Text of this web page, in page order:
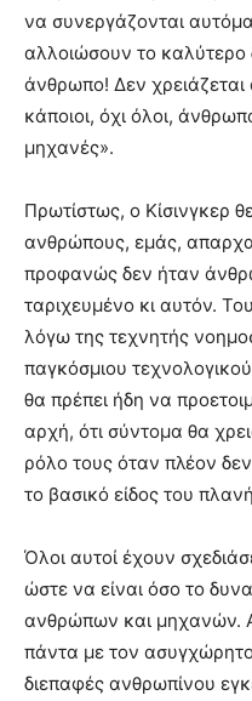
να συνεργάζονται
αλλοιώσουν το καλύτερο
άνθρωπο! Δεν χρειάζεται
κάποιοι, όχι όλοι,
μηχανές».
Πρωτίστως, ο Κίσινγκερ
ανθρώπους, εμάς,
προφανώς δεν ήταν
ταριχευμένο κι αυτόν.
λόγω της τεχνητής
παγκόσμιου
θα πρέπει ήδη να
αρχή, ότι σύντομα θα
ρόλο τους όταν πλέον
το βασικό είδος του
Όλοι αυτοί έχουν
ώστε να είναι όσο το
ανθρώπων και μηχανών.
πάντα με τον
διεπαφές ανθρωπίνου